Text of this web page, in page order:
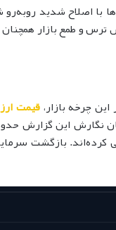
با اصلاح شدید
بیش از ۳۶٪ کاهش یافته و شاخص ترس و
چرخه بازار،قیمت
مقاومت مهم معرفی کرده‌اند.